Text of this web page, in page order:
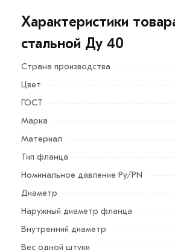
также позволяет присоединить к
или оборудование.
Характеристики
стальной Ду 40
Страна производства
Цвет
ГОСТ
Марка
Материал
Тип фланца
Номинальное давление Ру/PN
Диаметр
Наружный диаметр фланца
Внутренний диаметр
Вес одной штуки